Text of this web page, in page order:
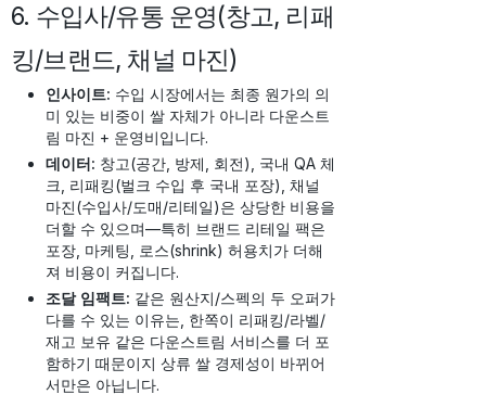
6. 수입사/유통 운영(창고, 리패
킹/브랜드, 채널 마진)
인사이트: 수입 시장에서는 최종 원가의 의
미 있는 비중이 쌀 자체가 아니라 다운스트
림 마진 + 운영비입니다.
데이터: 창고(공간, 방제, 회전), 국내 QA 체
크, 리패킹(벌크 수입 후 국내 포장), 채널
마진(수입사/도매/리테일)은 상당한 비용을
더할 수 있으며—특히 브랜드 리테일 팩은
포장, 마케팅, 로스(shrink) 허용치가 더해
져 비용이 커집니다.
조달 임팩트: 같은 원산지/스펙의 두 오퍼가
다를 수 있는 이유는, 한쪽이 리패킹/라벨/
재고 보유 같은 다운스트림 서비스를 더 포
함하기 때문이지 상류 쌀 경제성이 바뀌어
서만은 아닙니다.